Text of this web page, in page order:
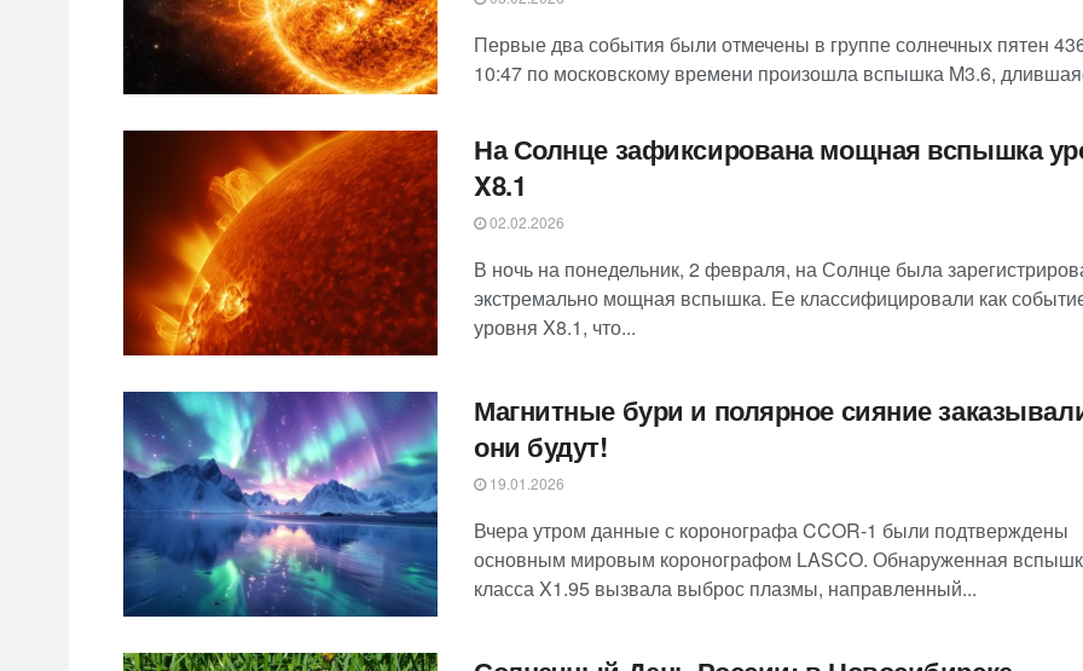
Первые два события были отмечены в группе солнечных пятен
10:47 по московскому времени произошла вспышка M3.6,
На Солнце зафиксирована мощная вспышка
X8.1
02.02.2026
В ночь на понедельник, 2 февраля, на Солнце была
экстремально мощная вспышка. Ее классифицировали как
уровня X8.1, что...
Магнитные бури и полярное сияние
они будут!
19.01.2026
Вчера утром данные с коронографа CCOR-1 были подтверждены
основным мировым коронографом LASCO. Обнаруженная
класса X1.95 вызвала выброс плазмы, направленный...